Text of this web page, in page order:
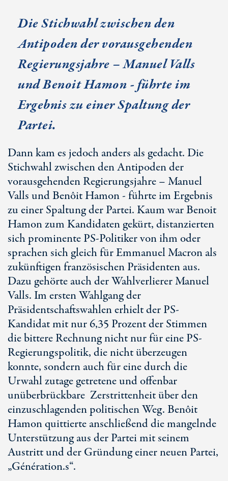
Die Stichwahl zwischen den
Antipoden der vorausgehenden
Regierungsjahre – Manuel Valls
und Benoit Hamon - führte im
Ergebnis zu einer Spaltung der
Partei.
Dann kam es jedoch anders als gedacht. Die
Stichwahl zwischen den Antipoden der
vorausgehenden Regierungsjahre – Manuel
Valls und Benôit Hamon - führte im Ergebnis
zu einer Spaltung der Partei. Kaum war Benoit
Hamon zum Kandidaten gekürt, distanzierten
sich prominente PS-Politiker von ihm oder
sprachen sich gleich für Emmanuel Macron als
zukünftigen französischen Präsidenten aus.
Dazu gehörte auch der Wahlverlierer Manuel
Valls. Im ersten Wahlgang der
Präsidentschaftswahlen erhielt der PS-
Kandidat mit nur 6,35 Prozent der Stimmen
die bittere Rechnung nicht nur für eine PS-
Regierungspolitik, die nicht überzeugen
konnte, sondern auch für eine durch die
Urwahl zutage getretene und offenbar
unüberbrückbare Zerstrittenheit über den
einzuschlagenden politischen Weg. Benôit
Hamon quittierte anschließend die mangelnde
Unterstützung aus der Partei mit seinem
Austritt und der Gründung einer neuen Partei,
„Génération.s“.